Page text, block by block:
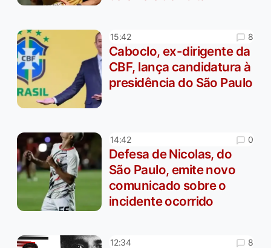
15:42 8
Caboclo, ex-dirigente da
CBF, lança candidatura à
presidência do São Paulo
14:42 0
Defesa de Nicolas, do
São Paulo, emite novo
comunicado sobre o
incidente ocorrido
12:34 8